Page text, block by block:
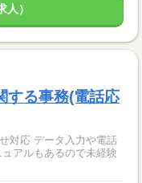
）
する事務(電話応
対応 データ入力や電話
アルもあるので未経験